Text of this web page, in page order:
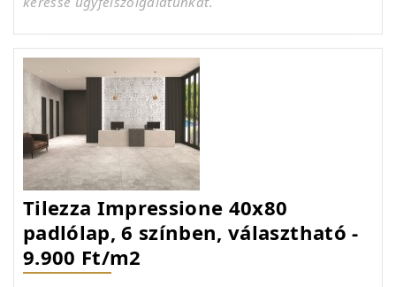
Tilezza Impressione 40x80
padlólap, 6 színben, választható -
9.900 Ft/m2